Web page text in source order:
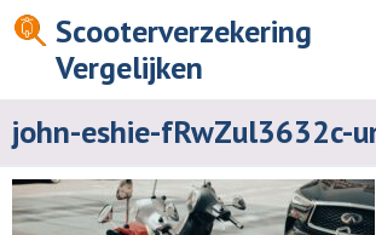
Scooterverzekering
Vergelijken
john-eshie-fRwZul3632c-